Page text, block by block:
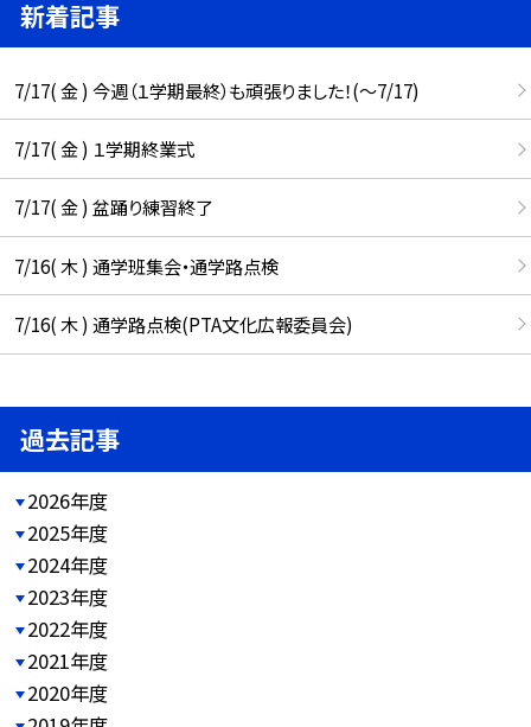
新着記事
7/17( 金 ) 今週（１学期最終）も頑張りました！(〜7/17)
7/17( 金 ) １学期終業式
7/17( 金 ) 盆踊り練習終了
7/16( 木 ) 通学班集会・通学路点検
7/16( 木 ) 通学路点検(PTA文化広報委員会)
過去記事
2026年度
2025年度
2024年度
2023年度
2022年度
2021年度
2020年度